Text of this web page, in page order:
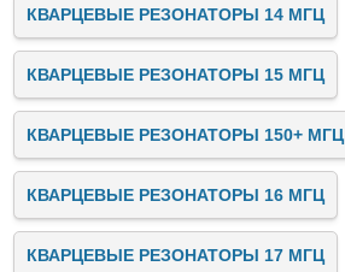
КВАРЦЕВЫЕ РЕЗОНАТОРЫ 14 МГЦ
КВАРЦЕВЫЕ РЕЗОНАТОРЫ 15 МГЦ
КВАРЦЕВЫЕ РЕЗОНАТОРЫ 150+ МГЦ
КВАРЦЕВЫЕ РЕЗОНАТОРЫ 16 МГЦ
КВАРЦЕВЫЕ РЕЗОНАТОРЫ 17 МГЦ